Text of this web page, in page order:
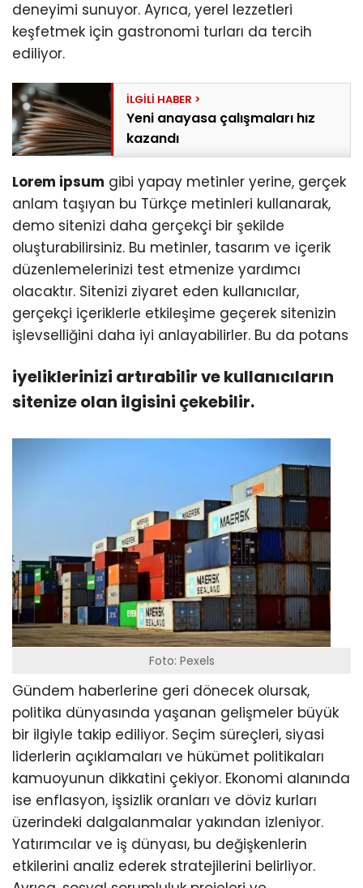
deneyimi sunuyor. Ayrıca, yerel lezzetleri
keşfetmek için gastronomi turları da tercih
ediliyor.
Yeni anayasa çalışmaları hız
kazandı
Lorem ipsum gibi yapay metinler yerine, gerçek
anlam taşıyan bu Türkçe metinleri kullanarak,
demo sitenizi daha gerçekçi bir şekilde
oluşturabilirsiniz. Bu metinler, tasarım ve içerik
düzenlemelerinizi test etmenize yardımcı
olacaktır. Sitenizi ziyaret eden kullanıcılar,
gerçekçi içeriklerle etkileşime geçerek sitenizin
işlevselliğini daha iyi anlayabilirler. Bu da potans
iyeliklerinizi artırabilir ve kullanıcıların
sitenize olan ilgisini çekebilir.
Foto: Pexels
Gündem haberlerine geri dönecek olursak,
politika dünyasında yaşanan gelişmeler büyük
bir ilgiyle takip ediliyor. Seçim süreçleri, siyasi
liderlerin açıklamaları ve hükümet politikaları
kamuoyunun dikkatini çekiyor. Ekonomi alanında
ise enflasyon, işsizlik oranları ve döviz kurları
üzerindeki dalgalanmalar yakından izleniyor.
Yatırımcılar ve iş dünyası, bu değişkenlerin
etkilerini analiz ederek stratejilerini belirliyor.